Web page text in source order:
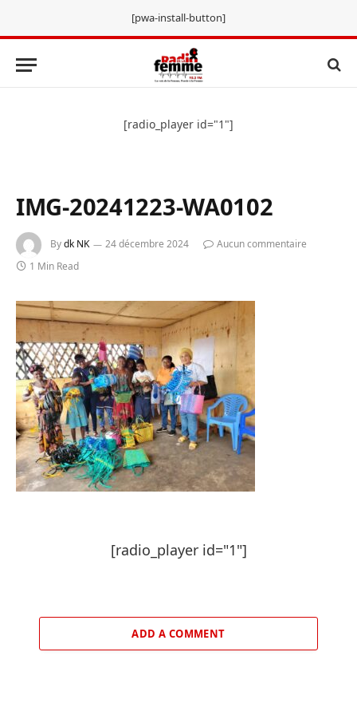
[pwa-install-button]
[radio_player id="1"]
IMG-20241223-WA0102
Bydk NK 24 décembre 2024
Aucun commentaire
1 Min Read
[radio_player id="1"]
ADD A COMMENT